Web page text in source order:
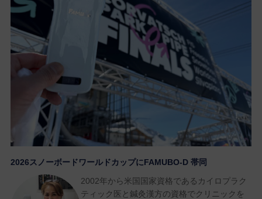
2026スノーボードワールドカップにFAMUBO-D 帯同
2002年から米国国家資格であるカイロプラク
ティック医と鍼灸漢方の資格でクリニックを